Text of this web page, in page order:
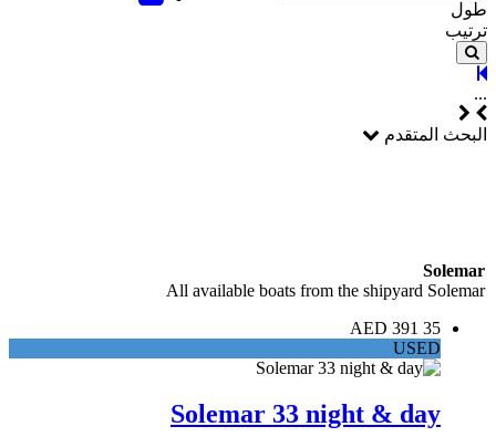
طول
ترتيب
...
البحث المتقدم
Solemar
All available boats from the shipyard Solemar
35 391 AED
USED
Solemar 33 night & day